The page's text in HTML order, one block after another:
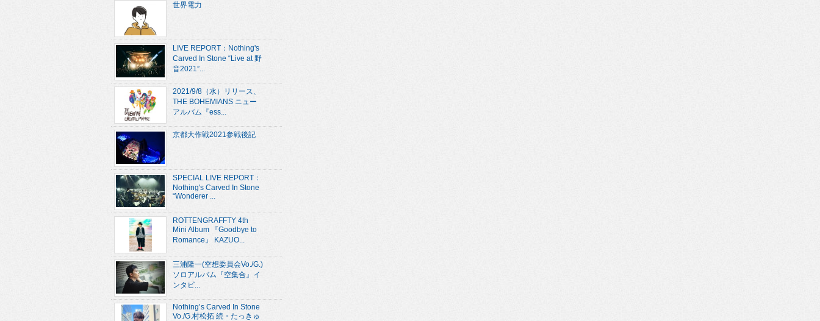
世界電力
LIVE REPORT：Nothing's
Carved In Stone “Live at 野
音2021”...
2021/9/8（水）リリース、
THE BOHEMIANS ニュー
アルバム『ess...
京都大作戦2021参戦後記
SPECIAL LIVE REPORT：
Nothing's Carved In Stone
“Wonderer ...
ROTTENGRAFFTY 4th
Mini Album 『Goodbye to
Romance』 KAZUO...
三浦隆一(空想委員会Vo./G.)
ソロアルバム『空集合』イ
ンタビ...
Nothing’s Carved In Stone
Vo./G.村松拓 続・たっきゅ